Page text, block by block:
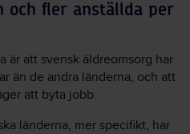
och fler anställda per
är att svensk äldreomsorg har
än de andra länderna, och att
att byta jobb.
länderna, mer specifikt, har